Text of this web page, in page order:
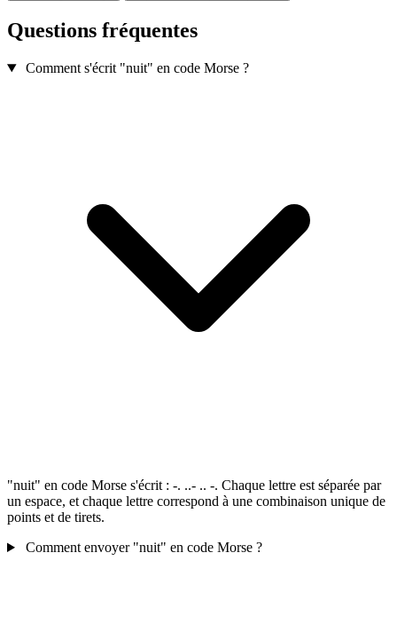
Questions fréquentes
Comment s'écrit "nuit" en code Morse ?
"nuit" en code Morse s'écrit : -. ..- .. -. Chaque lettre est séparée par
un espace, et chaque lettre correspond à une combinaison unique de
points et de tirets.
Comment envoyer "nuit" en code Morse ?